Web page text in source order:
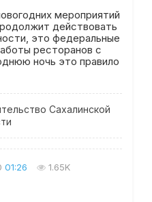
мероприятий
действовать
это федеральные
ресторанов с
ночь это правило
Сахалинской
01:26 1.65K